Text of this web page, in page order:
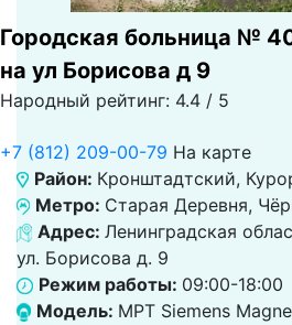
Городская больница №
на ул Борисова д 9
Народный рейтинг: 4.4 / 5
+7 (812) 209-00-79 На карте
Район: Кронштадтский,
Метро: Старая Деревня,
Адрес: Ленинградская
ул. Борисова д. 9
Режим работы: 09:00-18:00
Модель: МРТ Siemens